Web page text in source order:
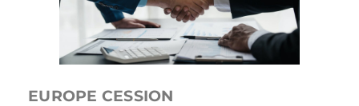
EUROPE CESSION